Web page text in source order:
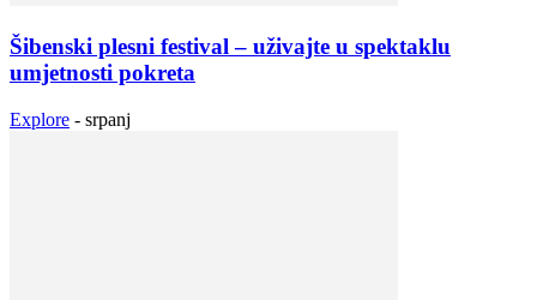
Šibenski plesni festival – uživajte u spektaklu
umjetnosti pokreta
Explore - srpanj